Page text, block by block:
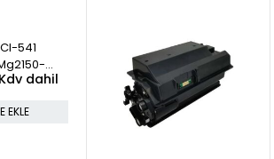
541
Kdv dahil
EKLE